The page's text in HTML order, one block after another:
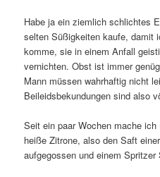
Habe ja ein ziemlich schlichtes
selten Süßigkeiten kaufe, damit
komme, sie in einem Anfall
vernichten. Obst ist immer
Mann müssen wahrhaftig nicht
Beileidsbekundungen sind also
Seit ein paar Wochen mache
heiße Zitrone, also den Saft
aufgegossen und einem Spritzer